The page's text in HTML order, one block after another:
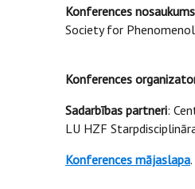
Konferences
Society for
Konferences
Sadarbības partneri:
LU HZF
Konferences mājaslapa.